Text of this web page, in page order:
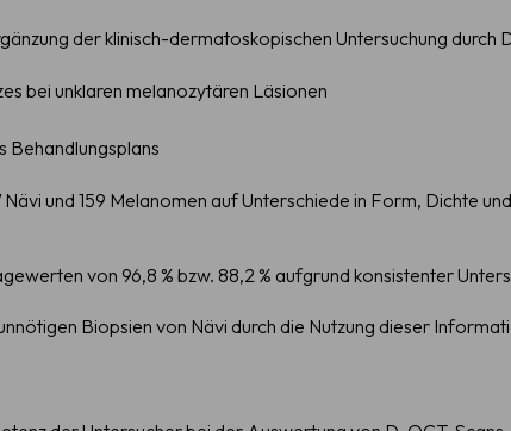
der klinisch-dermatoskopischen Untersuchung
bei unklaren melanozytären Läsionen
Behandlungsplans
und 159 Melanomen auf Unterschiede in Form, Dichte
von 96,8 % bzw. 88,2 % aufgrund konsistenter
Biopsien von Nävi durch die Nutzung dieser